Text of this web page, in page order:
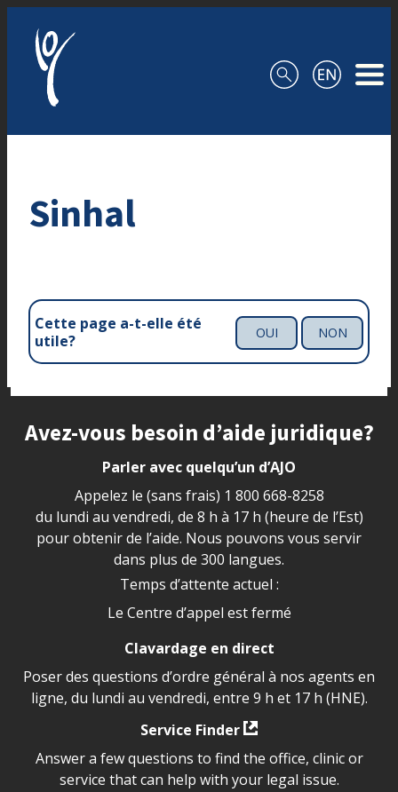
Sinhal
Cette page a-t-elle été
utile?
OUI NON
Site footer
Avez-vous besoin d’aide juridique?
Parler avec quelqu’un d’AJO
Appelez le (sans frais) 1 800 668-8258
du lundi au vendredi, de 8 h à 17 h (heure de l’Est)
pour obtenir de l’aide. Nous pouvons vous servir
dans plus de 300 langues.
Temps d’attente actuel :
Le Centre d’appel est fermé
Clavardage en direct
Poser des questions d’ordre général à nos agents en
ligne, du lundi au vendredi, entre 9 h et 17 h (HNE).
Service Finder
Answer a few questions to find the office, clinic or
service that can help with your legal issue.